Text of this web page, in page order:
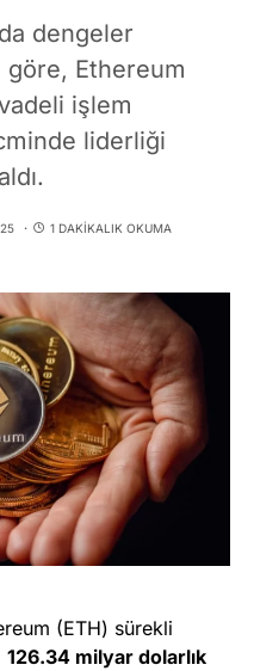
dengeler
Ethereum
işlem
liderliği
1 DAKIKALIK OKUMA
(ETH) sürekli
126.34 milyar dolarlık